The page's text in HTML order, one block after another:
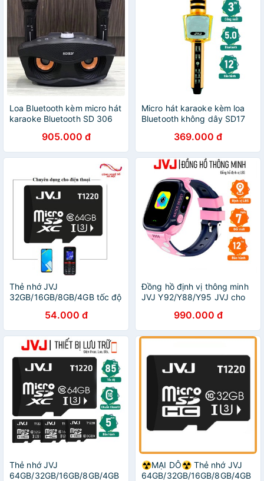
Loa Bluetooth kèm micro hát
karaoke Bluetooth SD 306
chuẩn - BH 6 tháng
905.000 đ
Micro hát karaoke kèm loa
Bluetooth không dây SD17
hỗ trợ cổng cắm thẻ nhớ
369.000 đ
Thẻ nhớ JVJ
32GB/16GB/8GB/4GB tốc độ
hãng FREE SHIP
54.000 đ
Đồng hồ định vị thông minh
JVJ Y92/Y88/Y95 JVJ cho
Kháng nước IP67-Bảo hành
12T
990.000 đ
Thẻ nhớ JVJ
64GB/32GB/16GB/8GB/4GB
☢️MẠI DÔ☢️ Thẻ nhớ JVJ
64GB/32GB/16GB/8GB/4GB